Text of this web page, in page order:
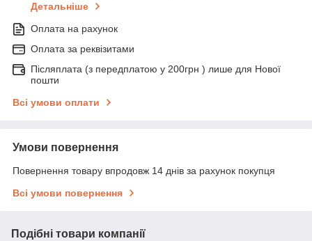
Детальніше
Оплата на рахунок
Оплата за реквізитами
Післяплата (з передплатою у 200грн ) лише для Нової
пошти
Всі умови оплати
Умови повернення
Повернення товару впродовж 14 днів за рахунок покупця
Всі умови повернення
Подібні товари компанії